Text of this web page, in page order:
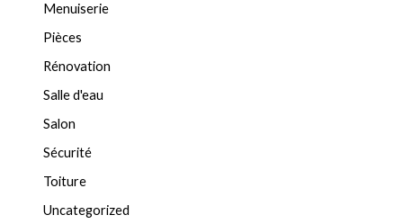
Menuiserie
Pièces
Rénovation
Salle d'eau
Salon
Sécurité
Toiture
Uncategorized